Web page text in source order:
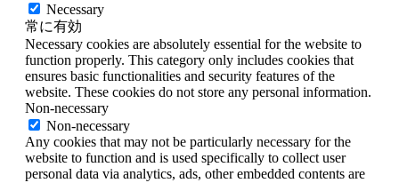
Necessary
常に有効
Necessary cookies are absolutely essential for the website to
function properly. This category only includes cookies that
ensures basic functionalities and security features of the
website. These cookies do not store any personal information.
Non-necessary
Non-necessary
Any cookies that may not be particularly necessary for the
website to function and is used specifically to collect user
personal data via analytics, ads, other embedded contents are